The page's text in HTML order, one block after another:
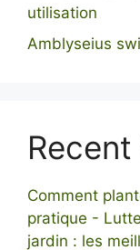
utilisation
Amblyseius
Comment
pratique -
jardin : les